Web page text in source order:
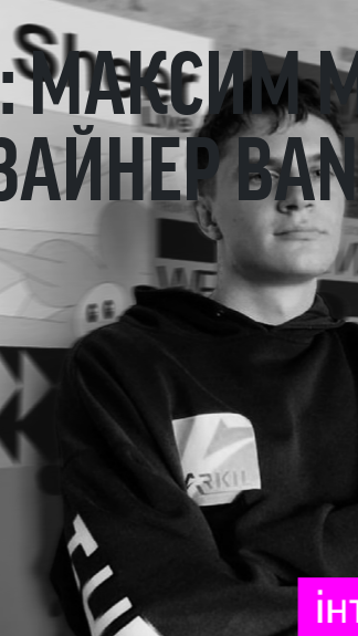
МАКСИМ